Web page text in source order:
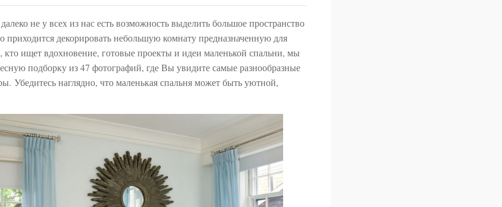
не у всех из нас есть возможность выделить большое пространство
приходится декорировать небольшую комнату предназначенную для
кто ищет вдохновение, готовые проекты и идеи маленькой спальни, мы
подборку из 47 фотографий, где Вы увидите самые разнообразные
Убедитесь наглядно, что маленькая спальня может быть уютной,